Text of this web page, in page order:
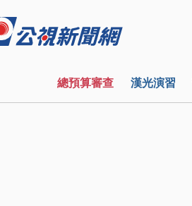
總預算審查 漢光演習